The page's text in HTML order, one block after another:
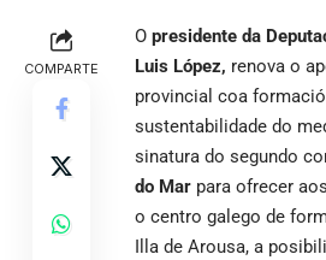
COMPARTE
O presidente da
Luis López, renova o
provincial coa
sustentabilidade do
sinatura do segundo
do Mar para ofrecer
o centro galego de
Illa de Arousa, a